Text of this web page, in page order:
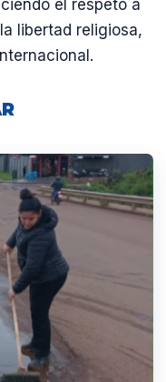
el respeto a
libertad religiosa,